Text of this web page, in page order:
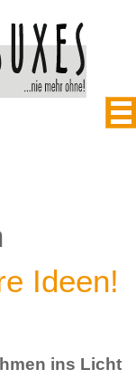
Ideen!
ins Licht